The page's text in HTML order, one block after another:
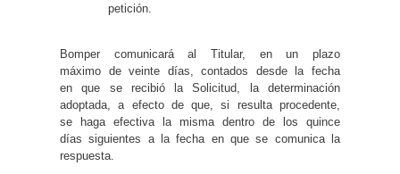
petición.
Bomper comunicará al Titular, en un plazo
máximo de veinte días, contados desde la fecha
en que se recibió la Solicitud, la determinación
adoptada, a efecto de que, si resulta procedente,
se haga efectiva la misma dentro de los quince
días siguientes a la fecha en que se comunica la
respuesta.